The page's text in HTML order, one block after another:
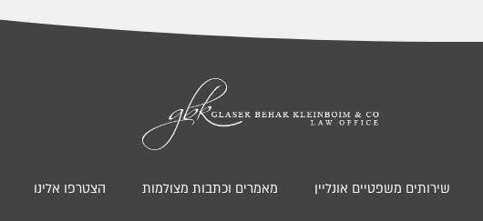
שירותים משפטיים אונליין מאמרים וכתבות מצולמות הצטרפו אלינו